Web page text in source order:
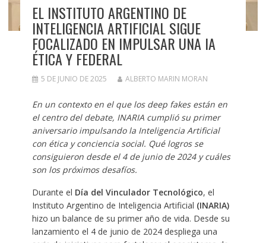
EL INSTITUTO ARGENTINO DE
INTELIGENCIA ARTIFICIAL SIGUE
FOCALIZADO EN IMPULSAR UNA IA
ÉTICA Y FEDERAL
5 DE JUNIO DE 2025 ALBERTO MARIN MORAN
En un contexto en el que los deep fakes están en
el centro del debate, INARIA cumplió su primer
aniversario impulsando la Inteligencia Artificial
con ética y conciencia social. Qué logros se
consiguieron desde el 4 de junio de 2024 y cuáles
son los próximosdesafíos.
Durante el Día del Vinculador Tecnológico, el
Instituto Argentino de Inteligencia Artificial (INARIA)
hizo un balance de su primer año de vida. Desde su
lanzamiento el 4 de junio de 2024 despliega una